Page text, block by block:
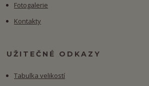
Fotogalerie
Kontakty
UŽITEČNÉ ODKAZY
Tabulka velikostí